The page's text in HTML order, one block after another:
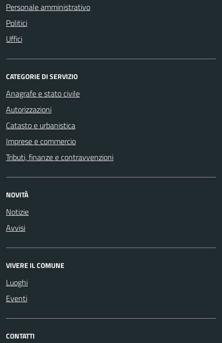
Personale amministrativo
Politici
Uffici
CATEGORIE DI SERVIZIO
Anagrafe e stato civile
Autorizzazioni
Catasto e urbanistica
Imprese e commercio
Tributi, finanze e contravvenzioni
NOVITÀ
Notizie
Avvisi
VIVERE IL COMUNE
Luoghi
Eventi
CONTATTI